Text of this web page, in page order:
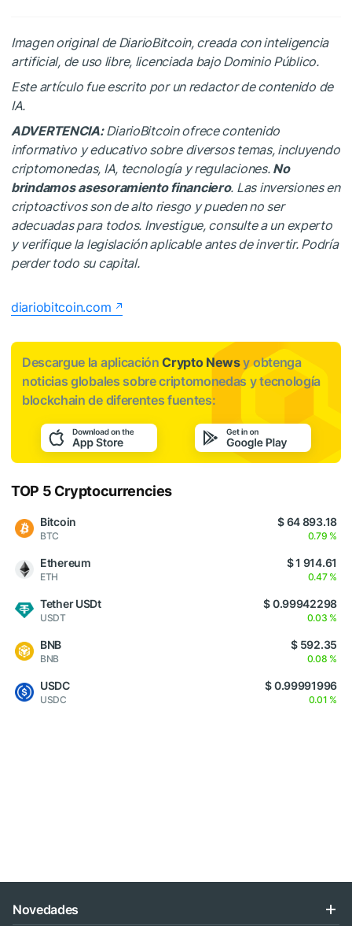
Imagen original de DiarioBitcoin, creada con inteligencia
artificial, de uso libre, licenciada bajo Dominio Público.
Este artículo fue escrito por un redactor de contenido de
IA.
ADVERTENCIA:DiarioBitcoin ofrece contenido
informativo y educativo sobre diversos temas, incluyendo
criptomonedas, IA, tecnología y regulaciones. No
brindamos asesoramiento financiero. Las inversiones en
criptoactivos son de alto riesgo y pueden no ser
adecuadas para todos. Investigue, consulte a un experto
y verifique la legislación aplicable antes de invertir. Podría
perder todo su capital.
diariobitcoin.com
Descargue la aplicaciónCrypto Newsy obtenga
noticias globales sobre criptomonedas y tecnología
blockchain de diferentes fuentes:
TOP 5 Cryptocurrencies
Bitcoin
BTC
$ 64 893.18
0.79 %
Ethereum
ETH
$ 1 914.61
0.47 %
Tether USDt
USDT
$ 0.99942298
0.03 %
BNB
BNB
$ 592.35
0.08 %
USDC
USDC
$ 0.99991996
0.01 %
Novedades